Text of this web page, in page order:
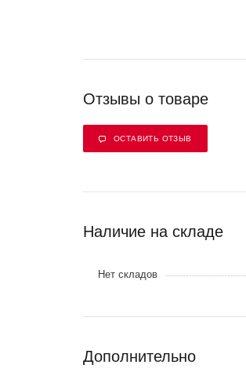
Отзывы о товаре
ОСТАВИТЬ ОТЗЫВ
Наличие на складе
Нет складов
Дополнительно